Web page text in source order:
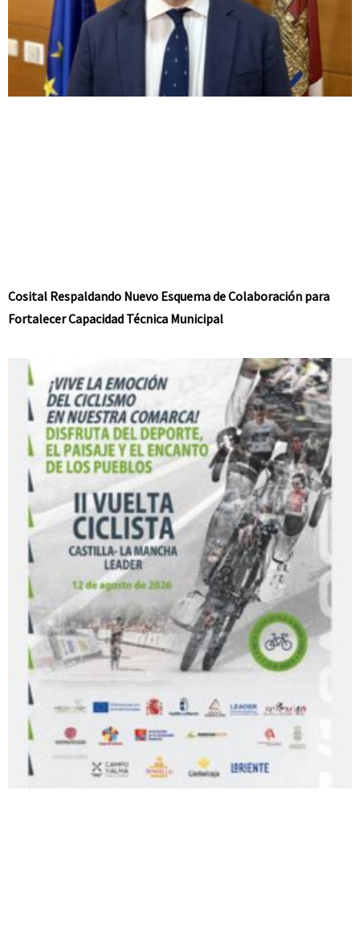
Cosital Respaldando Nuevo Esquema de Colaboración para
Fortalecer Capacidad Técnica Municipal